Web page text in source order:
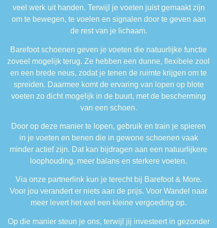
veel werk uit handen. Terwijl je voeten juist gemaakt zijn
om te bewegen, te voelen en signalen door te geven aan
de rest van je lichaam.
Barefoot schoenen geven je voeten die natuurlijke functie
zoveel mogelijk terug. Ze hebben een dunne, flexibele zool
en een brede neus, zodat je tenen de ruimte krijgen om te
spreiden. Daarmee komt de ervaring van lopen op blote
voeten zo dicht mogelijk in de buurt, met de bescherming
van een schoen.
Door op deze manier te lopen, gebruik en train je spieren
in je voeten en benen die in gewone schoenen vaak
minder actief zijn. Dat kan bijdragen aan een natuurlijkere
loophouding, meer balans en sterkere voeten.
Via onze partnerlink kun je terecht bij Barefoot & More.
Voor jou verandert er niets aan de prijs. Voor Wandel naar
meer levert het wel een kleine vergoeding op.
Op die manier steun je ons, terwijl jij investeert in gezonder